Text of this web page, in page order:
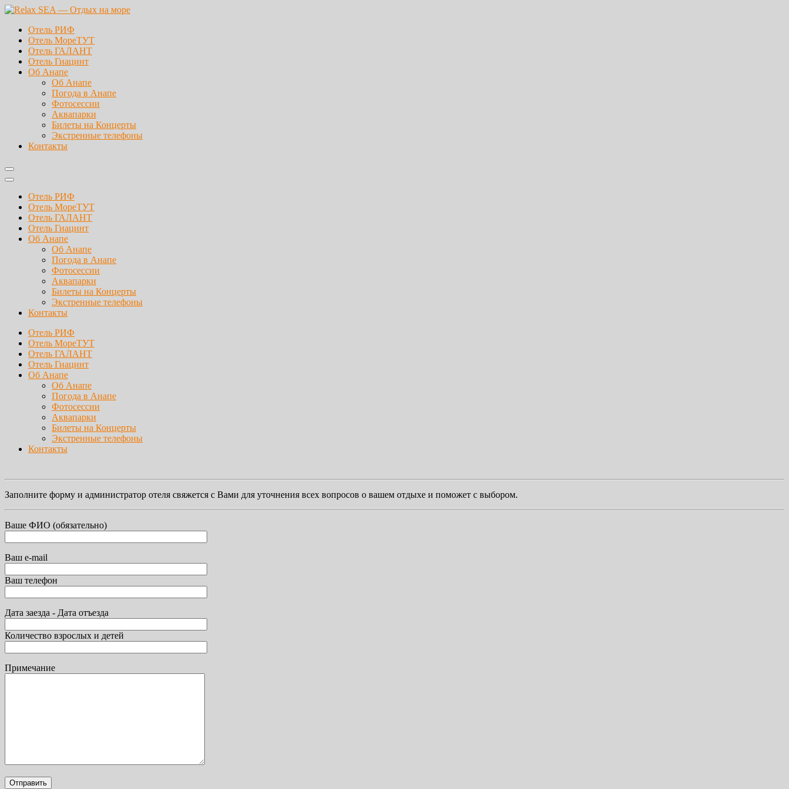
Перейти
содержимому
Relax SEA — Отдых на море
Лучшие отели Анапы Витязево
Отель РИФ
Отель МореТУТ
Отель ГАЛАНТ
Отель Гиацинт
Об Анапе
Об Анапе
Погода в Анапе
Фотосессии
Аквапарки
Билеты на Концерты
Экстренные телефоны
Контакты
Отель РИФ
Отель МореТУТ
Отель ГАЛАНТ
Отель Гиацинт
Об Анапе
Об Анапе
Погода в Анапе
Фотосессии
Аквапарки
Билеты на Концерты
Экстренные телефоны
Контакты
Отель РИФ
Отель МореТУТ
Отель ГАЛАНТ
Отель Гиацинт
Об Анапе
Об Анапе
Погода в Анапе
Фотосессии
Аквапарки
Билеты на Концерты
Экстренные телефоны
Контакты
Заполните форму и администратор отеля свяжется с Вами для уточнения всех вопросов о вашем отдыхе и поможет с выбором.
Ваше ФИО (обязательно)
Ваш e-mail
Ваш телефон
Дата заезда - Дата отъезда
Количество взрослых и детей
Примечание